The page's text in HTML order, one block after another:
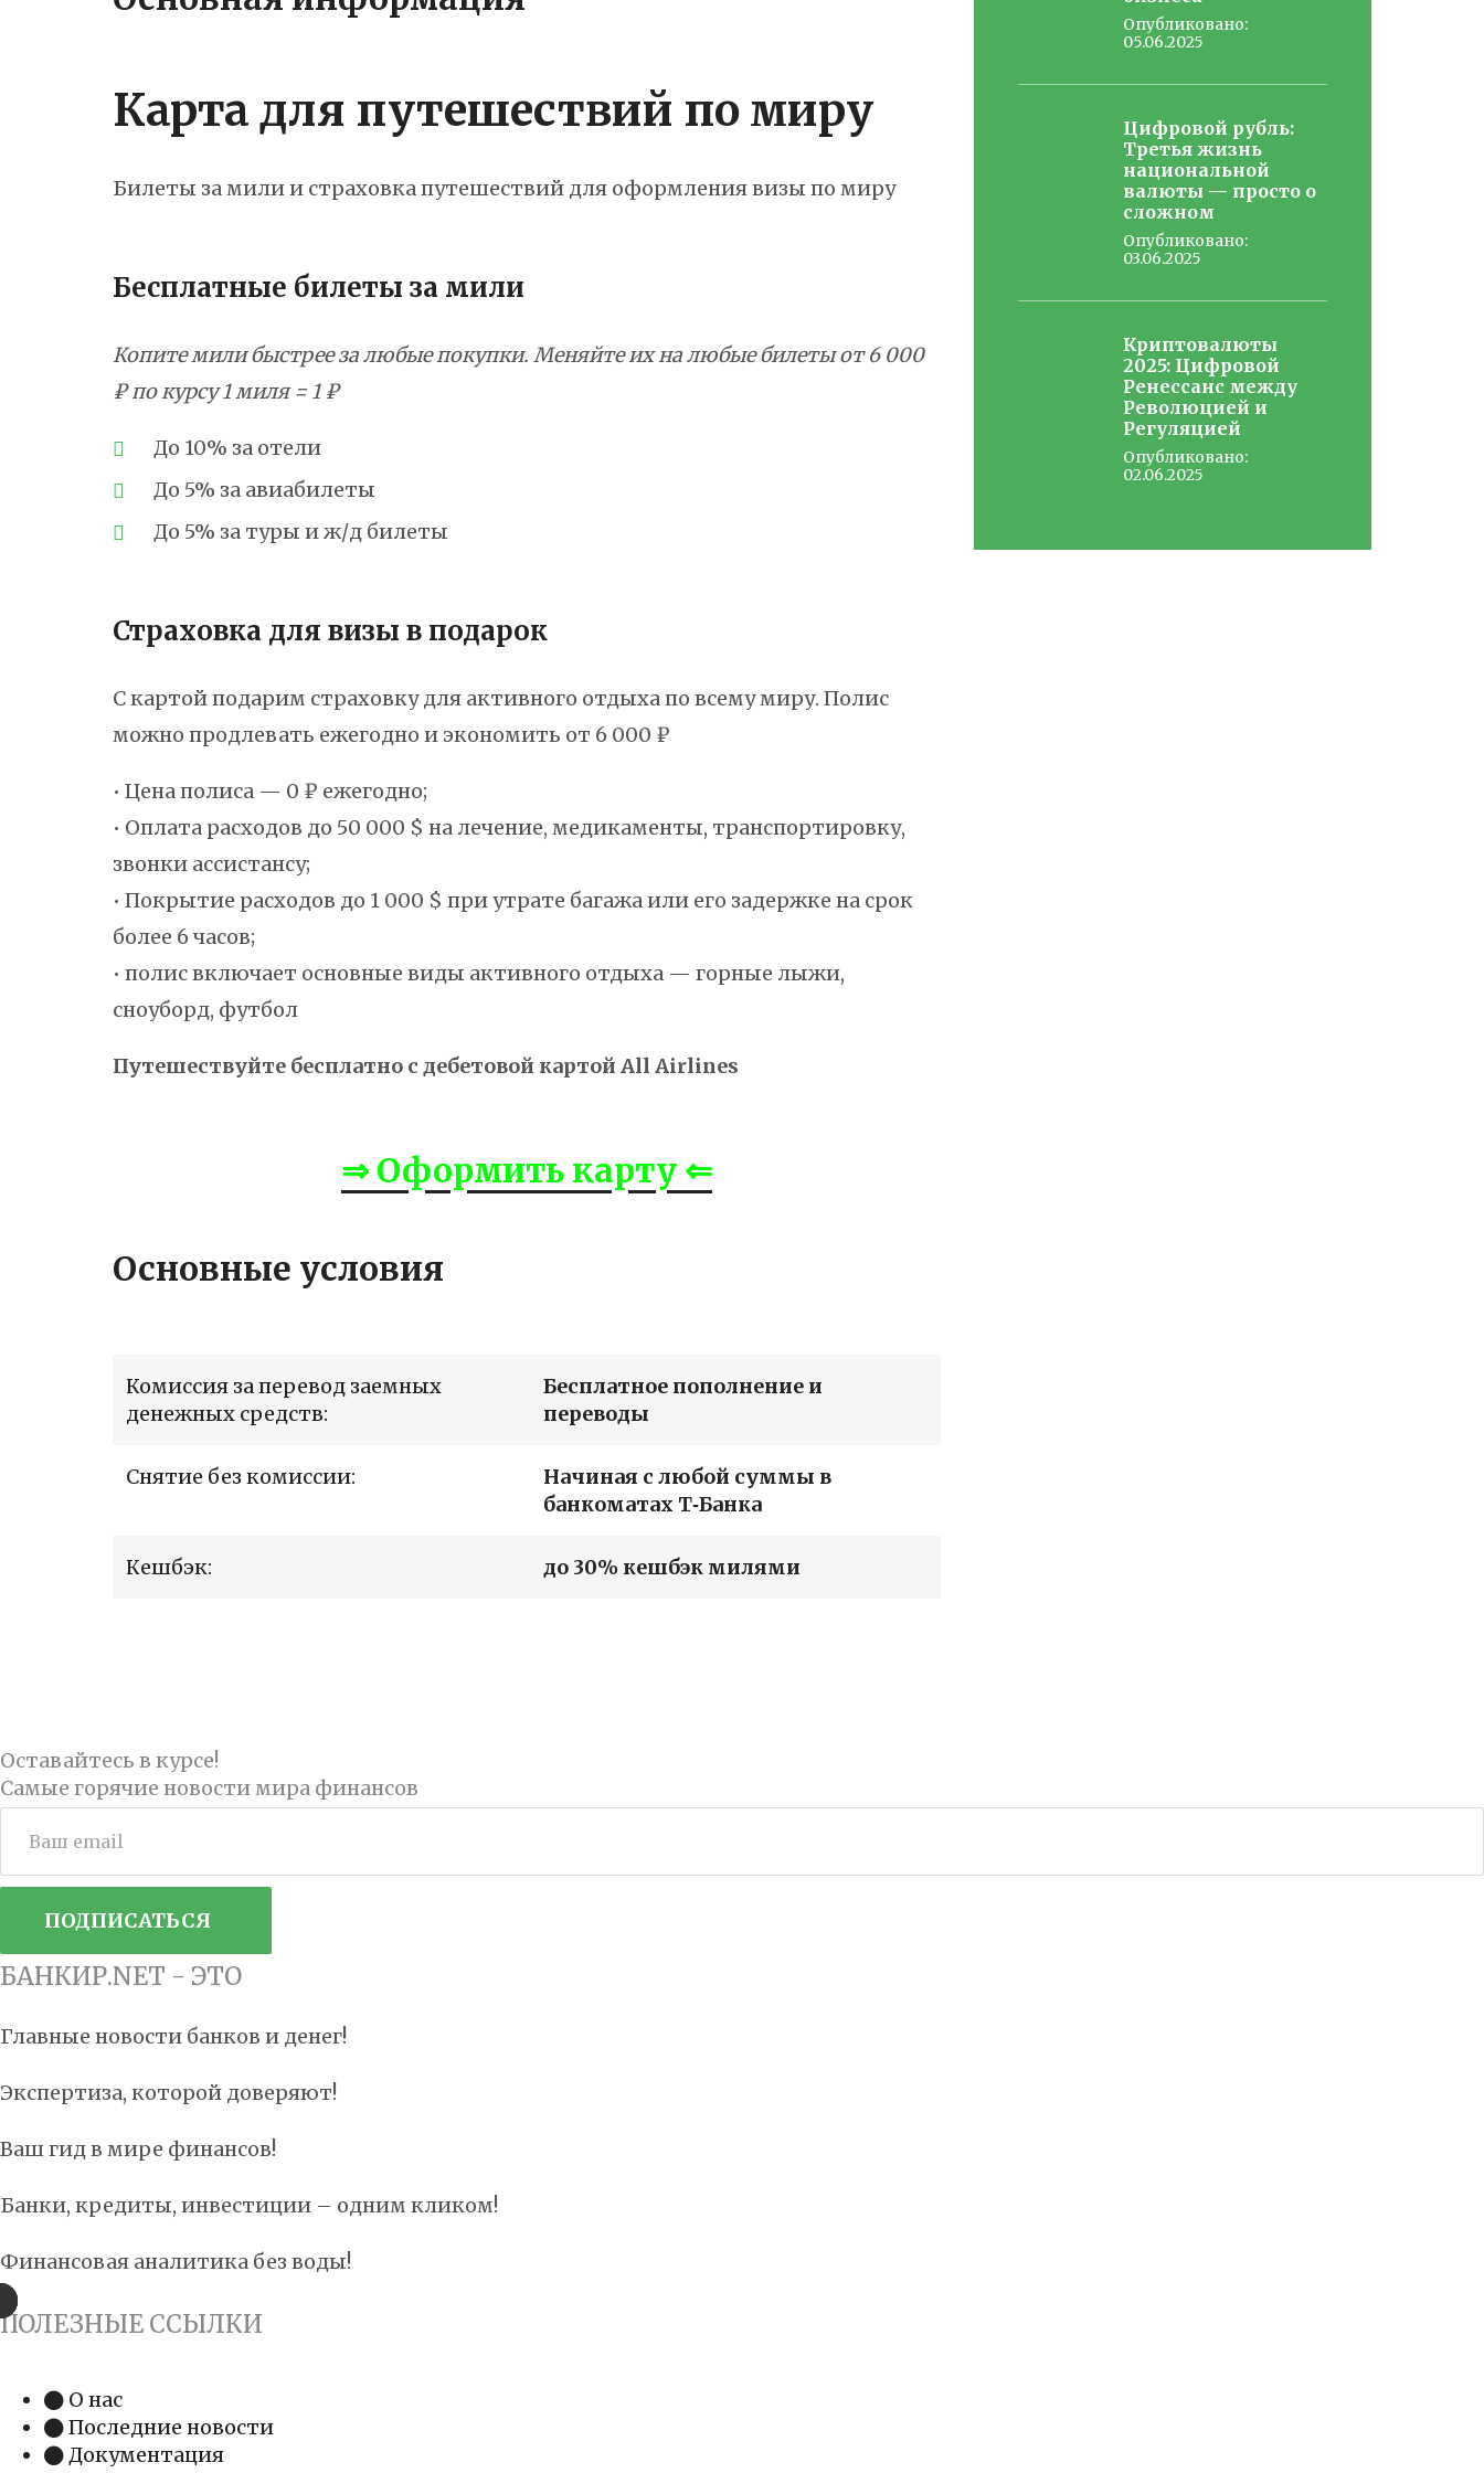
Карта для путешествий по миру
Билеты за мили и страховка путешествий для оформления визы по миру
Бесплатные билеты за мили
Копите мили быстрее за любые покупки. Меняйте их на любые билеты от 6 000
₽ по курсу 1 миля = 1 ₽
До 10% за отели
До 5% за авиабилеты
До 5% за туры и ж/д билеты
Страховка для визы в подарок
С картой подарим страховку для активного отдыха по всему миру. Полис
можно продлевать ежегодно и экономить от 6 000 ₽
• Цена полиса — 0 ₽ ежегодно;
• Оплата расходов до 50 000 $ на лечение, медикаменты, транспортировку,
звонки ассистансу;
• Покрытие расходов до 1 000 $ при утрате багажа или его задержке на срок
более 6 часов;
• полис включает основные виды активного отдыха — горные лыжи,
сноуборд, футбол
Путешествуйте бесплатно с дебетовой картой All Airlines
⇒ Оформить карту ⇐
Основные условия
Комиссия за перевод заемных
денежных средств:
Бесплатное пополнение и
переводы
Снятие без комиссии:
Начиная с любой суммы в
банкоматах Т‑Банка
Кешбэк: до 30% кешбэк милями
Опубликовано:
05.06.2025
Цифровой рубль:
Третья жизнь
национальной
валюты — просто о
сложном
Опубликовано:
03.06.2025
Криптовалюты
2025: Цифровой
Ренессанс между
Революцией и
Регуляцией
Опубликовано:
02.06.2025
Оставайтесь в курсе!
Самые горячие новости мира финансов
ПОДПИСАТЬСЯ
БАНКИР.NET - ЭТО
Главные новости банков и денег!
Экспертиза, которой доверяют!
Ваш гид в мире финансов!
Банки, кредиты, инвестиции – одним кликом!
Финансовая аналитика без воды!
ПОЛЕЗНЫЕ ССЫЛКИ
О нас
Последние новости
Документация